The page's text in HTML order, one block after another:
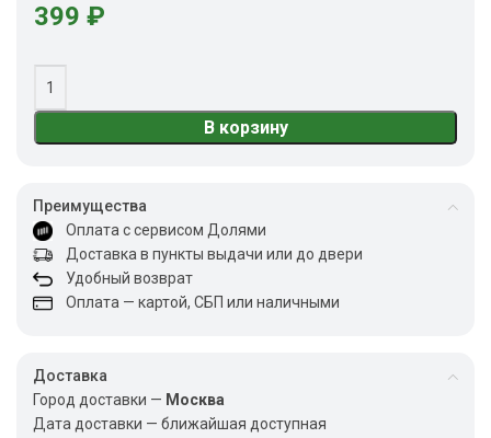
399 ₽
В корзину
Преимущества
Оплата с сервисом Долями
Доставка в пункты выдачи или до двери
Удобный возврат
Оплата — картой, СБП или наличными
Доставка
Город доставки — Москва
Дата доставки — ближайшая доступная